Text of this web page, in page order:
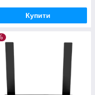
Купити